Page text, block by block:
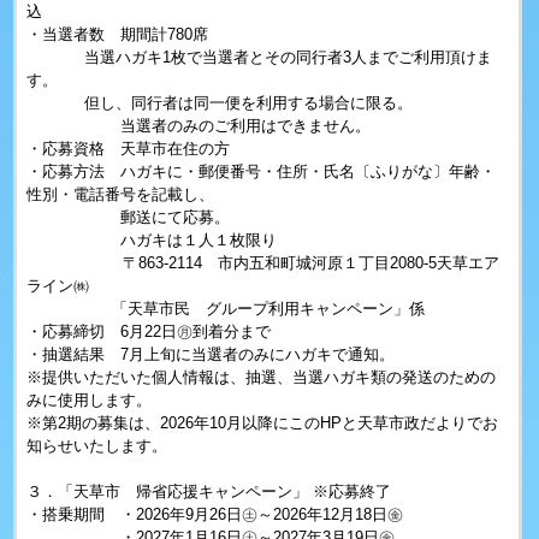
込
・当選者数 期間計780席
当選ハガキ1枚で当選者とその同行者3人までご利用頂けま
す。
但し、同行者は同一便を利用する場合に限る。
当選者のみのご利用はできません。
・応募資格 天草市在住の方
・応募方法 ハガキに・郵便番号・住所・氏名〔ふりがな〕年齢・
性別・電話番号を記載し、
郵送にて応募。
ハガキは１人１枚限り
〒863-2114 市内五和町城河原１丁目2080-5天草エア
ライン㈱
「天草市民 グループ利用キャンペーン」係
・応募締切 6月22日㊊到着分まで
・抽選結果 7月上旬に当選者のみにハガキで通知。
※提供いただいた個人情報は、抽選、当選ハガキ類の発送のための
みに使用します。
※第2期の募集は、2026年10月以降にこのHPと天草市政だよりでお
知らせいたします。
３．「天草市 帰省応援キャンペーン」 ※応募終了
・搭乗期間 ・2026年9月26日㊏～2026年12月18日㊎